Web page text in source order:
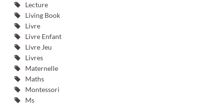
Lecture
Living Book
Livre
Livre Enfant
Livre Jeu
Livres
Maternelle
Maths
Montessori
Ms